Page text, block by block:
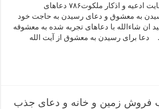
در این مطلب از سایت ادعیه و اذکار ملکوت۷۸۶ دعاهای
به معشوق و دعای رسیدن به حاجت خود
ان شاءالله با دعاهای تجربه شده به معشوقه
دعا برای رسیدن به معشوق از آیت الله
فروش زمین و خانه و دعای جذب